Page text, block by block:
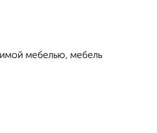
мебелью, мебель